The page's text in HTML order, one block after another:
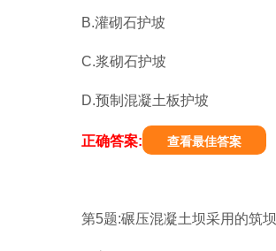
B.灌砌石护坡
C.浆砌石护坡
D.预制混凝土板护坡
正确答案: 查看最佳答案
第5题:碾压混凝土坝采用的筑